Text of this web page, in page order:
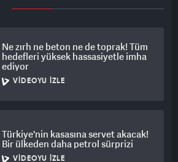
Ne zırh ne beton ne de toprak! Tüm
hedefleri yüksek hassasiyetle imha
ediyor
VIDEOYU İZLE
Türkiye'nin kasasına servet akacak!
Bir ülkeden daha petrol sürprizi
VIDEOYU İZLE